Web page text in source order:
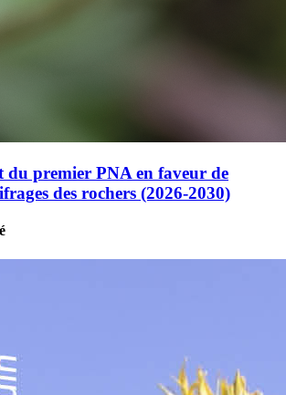
du premier PNA en faveur de
des rochers (2026-2030)